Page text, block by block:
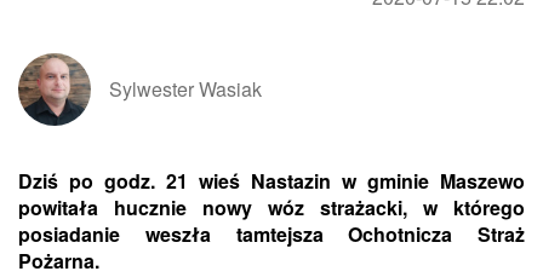
Sylwester Wasiak
Dziś po godz. 21 wieś Nastazin w gminie Maszewo
powitała hucznie nowy wóz strażacki, w którego
posiadanie weszła tamtejsza Ochotnicza Straż
Pożarna.